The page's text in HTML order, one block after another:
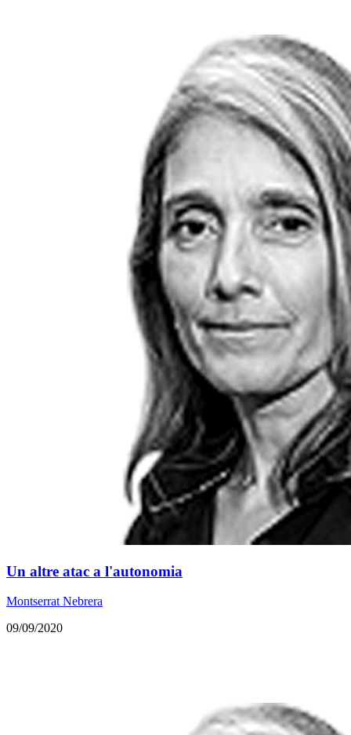
Un altre atac a l'autonomia
Montserrat Nebrera
09/09/2020